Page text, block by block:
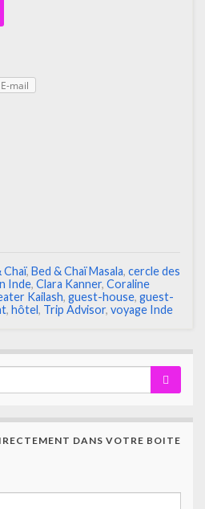
E-mail
Chaï, Bed & Chaï Masala, cercle des
Inde, Clara Kanner, Coraline
Kailash, guest-house, guest-
, hôtel, Trip Advisor, voyage Inde
DANS VOTRE BOITE